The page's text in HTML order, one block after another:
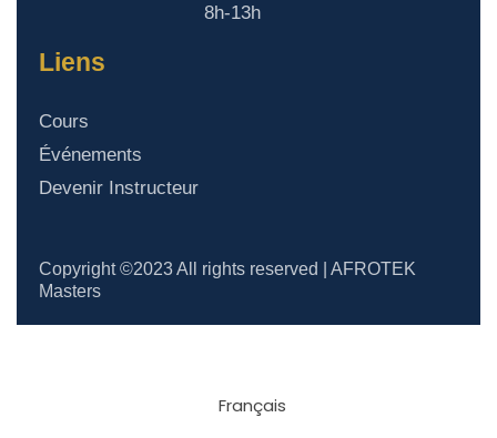
8h-13h
Liens
Cours
Événements
Devenir Instructeur
Copyright ©2023 All rights reserved | AFROTEK
Masters
Français